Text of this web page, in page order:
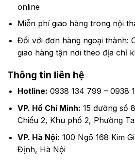
online
Miễn phí giao hàng trong nội
Đối với đơn hàng ngoại thành:
giao hàng tận nơi theo địa chỉ
Thông tin liên hệ
Hotline: 0938 134 799 – 0938
VP. Hồ Chí Minh: 15 đường số
Chiểu 2, Khu phố 2, Phường
VP. Hà Nội: 100 Ngõ 168 Kim
Định, Hà Nội